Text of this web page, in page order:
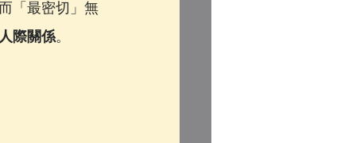
「最密切」無
際關係。